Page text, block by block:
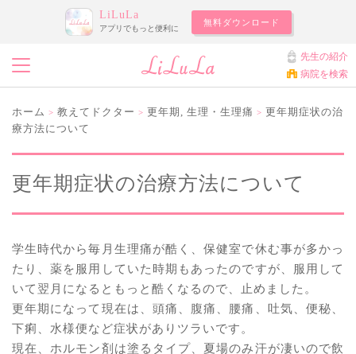
LiLuLa
アプリでもっと便利に
無料ダウンロード
先生の紹介
病院を検索
ホーム > 教えてドクター > 更年期 , 生理・生理痛 > 更年期症状の治
療方法について
更年期症状の治療方法について
学生時代から毎月生理痛が酷く、保健室で休む事が多かっ
たり、薬を服用していた時期もあったのですが、服用して
いて翌月になるともっと酷くなるので、止めました。
更年期になって現在は、頭痛、腹痛、腰痛、吐気、便秘、
下痢、水様便など症状がありツラいです。
現在、ホルモン剤は塗るタイプ、夏場のみ汗が凄いので飲